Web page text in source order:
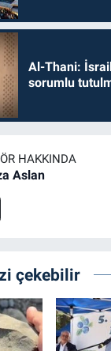
Al-Thani:
sorumlu
HAKKINDA
Aslan
çekebilir